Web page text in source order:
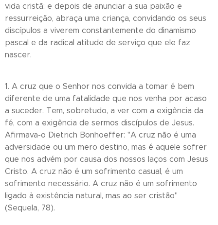
vida cristã: e depois de anunciar a sua paixão e
ressurreição, abraça uma criança, convidando os seus
discípulos a viverem constantemente do dinamismo
pascal e da radical atitude de serviço que ele faz
nascer.
1. A cruz que o Senhor nos convida a tomar é bem
diferente de uma fatalidade que nos venha por acaso
a suceder. Tem, sobretudo, a ver com a exigência da
fé, com a exigência de sermos discípulos de Jesus.
Afirmava-o Dietrich Bonhoeffer: "A cruz não é uma
adversidade ou um mero destino, mas é aquele sofrer
que nos advém por causa dos nossos laços com Jesus
Cristo. A cruz não é um sofrimento casual, é um
sofrimento necessário. A cruz não é um sofrimento
ligado à existência natural, mas ao ser cristão"
(Sequela, 78).